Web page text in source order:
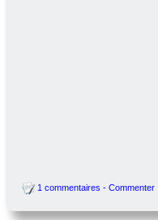
1 commentaires - Commenter